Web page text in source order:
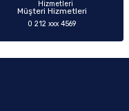
Müşteri Hizmetleri
0 212 xxx 4569